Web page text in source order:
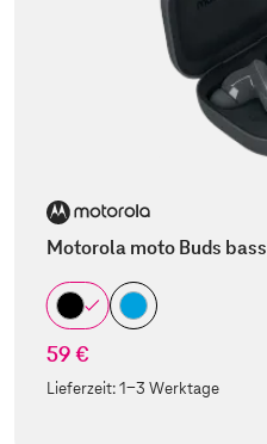
Motorola moto Buds bass
59 €
Lieferzeit:1-3 Werktage